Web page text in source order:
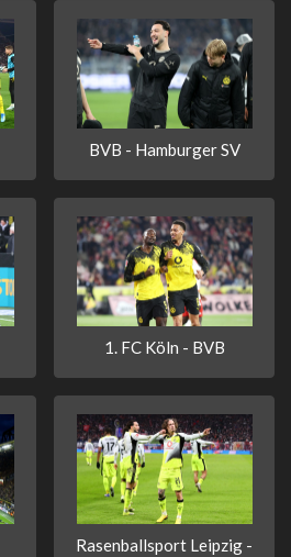
BVB - Hamburger SV
1. FC Köln - BVB
Rasenballsport Leipzig -